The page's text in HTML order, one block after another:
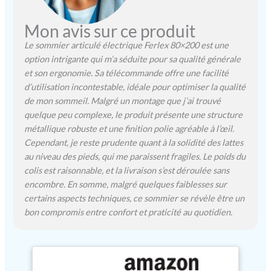
Cinq arcs métalliques sont
inclus pour la base et les
côtés. Ces arrêts de
matelas garantissent que le
matelas reste en place,
évitant tout déplacement
pendant les ajustements du
lit ou pendant le repos,
offrant ainsi une
expérience plus sûre et
plus confortable. SÛR ET
SILENCIEUX: La structure
en acier renforcé garantit
une grande stabilité du lit
électrique, tandis que le
sans bruit, assurant un
réglage précis sans gêne,
Mon avis sur ce produit
Le sommier articulé électrique Ferlex 80×200 est une
option intrigante qui m’a séduite pour sa qualité générale
et son ergonomie. Sa télécommande offre une facilité
d’utilisation incontestable, idéale pour optimiser la qualité
de mon sommeil. Malgré un montage que j’ai trouvé
quelque peu complexe, le produit présente une structure
métallique robuste et une finition polie agréable à l’œil.
Cependant, je reste prudente quant à la solidité des lattes
au niveau des pieds, qui me paraissent fragiles. Le poids du
colis est raisonnable, et la livraison s’est déroulée sans
encombre. En somme, malgré quelques faiblesses sur
certains aspects techniques, ce sommier se révèle être un
bon compromis entre confort et praticité au quotidien.